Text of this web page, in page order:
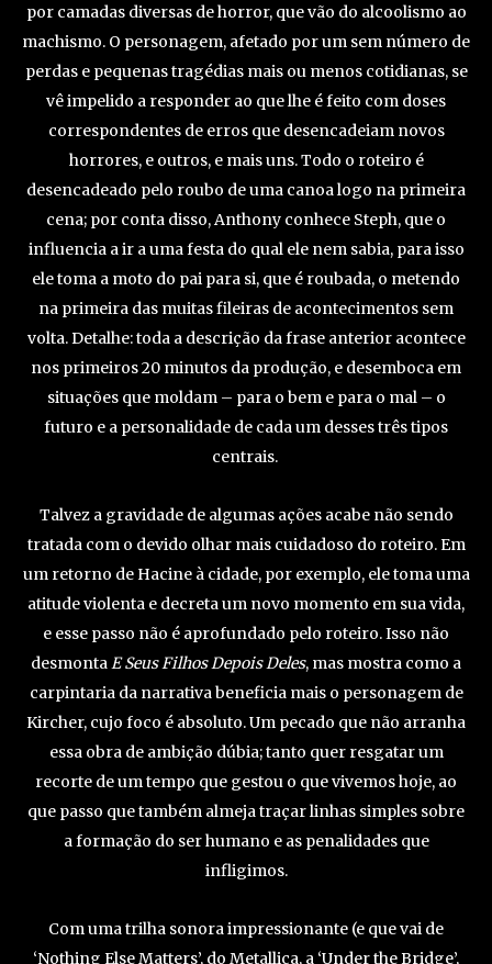
por camadas diversas de horror, que vão do alcoolismo ao
machismo. O personagem, afetado por um sem número de
perdas e pequenas tragédias mais ou menos cotidianas, se
vê impelido a responder ao que lhe é feito com doses
correspondentes de erros que desencadeiam novos
horrores, e outros, e mais uns. Todo o roteiro é
desencadeado pelo roubo de uma canoa logo na primeira
cena; por conta disso, Anthony conhece Steph, que o
influencia a ir a uma festa do qual ele nem sabia, para isso
ele toma a moto do pai para si, que é roubada, o metendo
na primeira das muitas fileiras de acontecimentos sem
volta. Detalhe: toda a descrição da frase anterior acontece
nos primeiros 20 minutos da produção, e desemboca em
situações que moldam – para o bem e para o mal – o
futuro e a personalidade de cada um desses três tipos
centrais.
Talvez a gravidade de algumas ações acabe não sendo
tratada com o devido olhar mais cuidadoso do roteiro. Em
um retorno de Hacine à cidade, por exemplo, ele toma uma
atitude violenta e decreta um novo momento em sua vida,
e esse passo não é aprofundado pelo roteiro. Isso não
desmontaE Seus Filhos Depois Deles, mas mostra como a
carpintaria da narrativa beneficia mais o personagem de
Kircher, cujo foco é absoluto. Um pecado que não arranha
essa obra de ambição dúbia; tanto quer resgatar um
recorte de um tempo que gestou o que vivemos hoje, ao
que passo que também almeja traçar linhas simples sobre
a formação do ser humano e as penalidades que
infligimos.
Com uma trilha sonora impressionante (e que vai de
‘Nothing Else Matters’, do Metallica, a ‘Under the Bridge’,